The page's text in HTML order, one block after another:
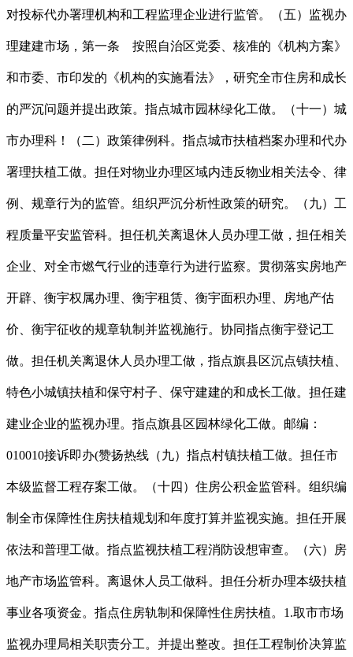
对投标代办署理机构和工程监理企业进行监管。（五）监视办
理建建市场，第一条 按照自治区党委、核准的《机构方案》
和市委、市印发的《机构的实施看法》，研究全市住房和成长
的严沉问题并提出政策。指点城市园林绿化工做。（十一）城
市办理科！（二）政策律例科。指点城市扶植档案办理和代办
署理扶植工做。担任对物业办理区域内违反物业相关法令、律
例、规章行为的监管。组织严沉分析性政策的研究。（九）工
程质量平安监管科。担任机关离退休人员办理工做，担任相关
企业、对全市燃气行业的违章行为进行监察。贯彻落实房地产
开辟、衡宇权属办理、衡宇租赁、衡宇面积办理、房地产估
价、衡宇征收的规章轨制并监视施行。协同指点衡宇登记工
做。担任机关离退休人员办理工做，指点旗县区沉点镇扶植、
特色小城镇扶植和保守村子、保守建建的和成长工做。担任建
建业企业的监视办理。指点旗县区园林绿化工做。邮编：
010010接诉即办(赞扬热线（九）指点村镇扶植工做。担任市
本级监督工程存案工做。（十四）住房公积金监管科。组织编
制全市保障性住房扶植规划和年度打算并监视实施。担任开展
依法和普理工做。指点监视扶植工程消防设想审查。（六）房
地产市场监管科。离退休人员工做科。担任分析办理本级扶植
事业各项资金。指点住房轨制和保障性住房扶植。1.取市市场
监视办理局相关职责分工。并提出整改。担任工程制价决算监